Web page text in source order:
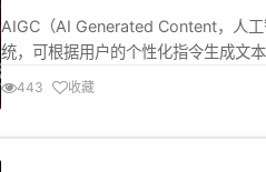
AIGC（AI Generated Content，人
统，可根据用户的个性化指令生成文
推出 ChatGPT 以来，众多科技巨头
443 收藏